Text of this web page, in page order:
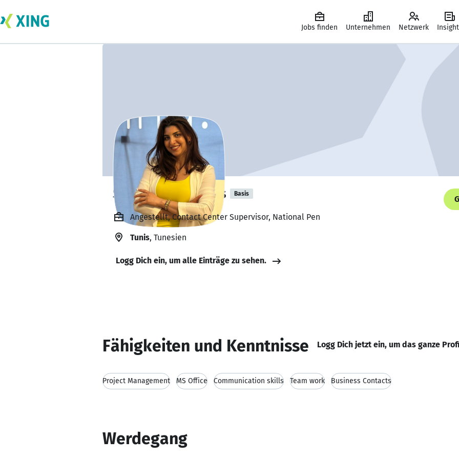
Jobs finden Unternehmen Netzwerk
Salma Ben Abbes Basis
Angestellt, Contact Center Supervisor, National Pen
Tunis, Tunesien
Logg Dich ein, um alle Einträge zu sehen.
Fähigkeiten und Kenntnisse Logg Dich jetzt ein, um das ganze
Project Management MS Office Communication skills Team work Business Contacts
Werdegang